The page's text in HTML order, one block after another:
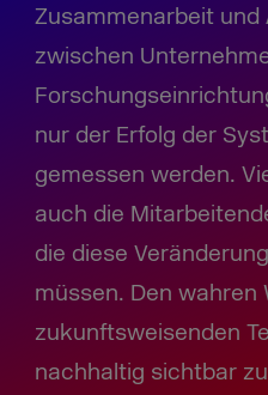
Zusammenarbeit und
zwischen
nur der Erfolg der
gemessen werden.
auch die
die diese
müssen. Den wahren
zukunftsweisenden
nachhaltig sichtbar